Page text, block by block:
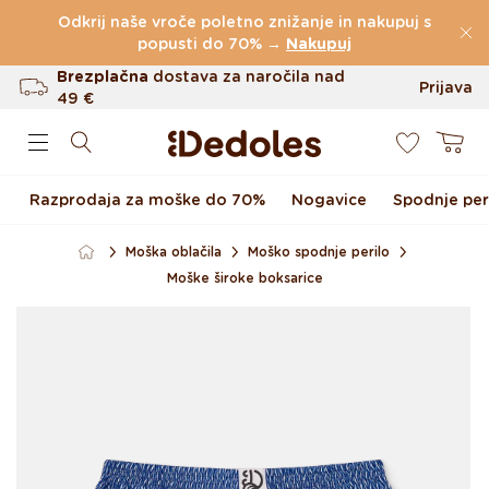
Preskoči na vsebino
Odkrij naše vroče poletno znižanje in nakupuj s
popusti do 70% → Nakupuj
(60.231 Ocen)
Brezplačna dostava za naročila nad
49 €
Do 100 dni za vračilo
Prijava
Košarica
Razprodaja za moške do 70% Nogavice Spodnje
Moška oblačila
Moško spodnje perilo
Moške široke boksarice